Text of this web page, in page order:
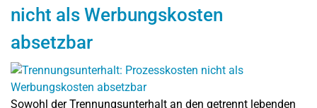
nicht als Werbungskosten
absetzbar
Sowohl der Trennungsunterhalt an den getrennt lebenden